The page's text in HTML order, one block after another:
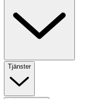
Tjänster